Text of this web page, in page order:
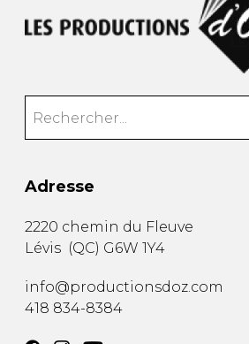
Adresse
2220 chemin du Fleuve
Lévis (QC) G6W 1Y4
info@productionsdoz.com
418 834-8384